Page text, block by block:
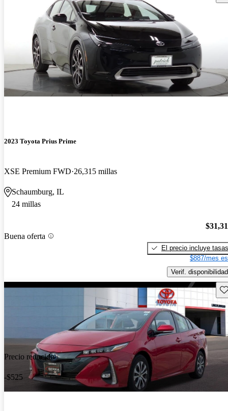
2023 Toyota Prius Prime
XSE Premium FWD 26,315 millas
Schaumburg, IL
24 millas
Buena oferta
El precio incluye tasas
$887/mes
Verif. disponibilidad
Precio reducido
-$525